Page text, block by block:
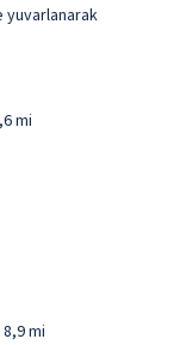
yuvarlanarak
mi
mi